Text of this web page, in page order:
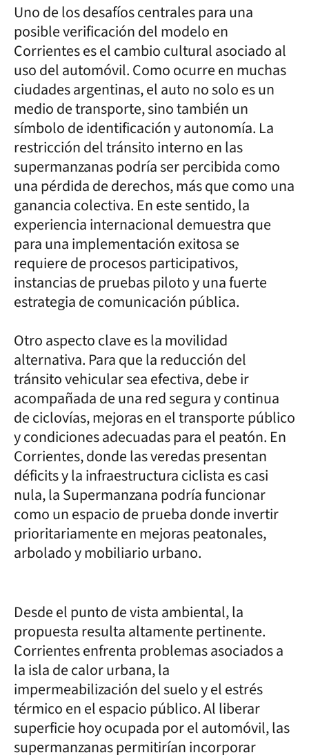
Uno de los desafíos centrales para una
posible verificación del modelo en
Corrientes es el cambio cultural asociado al
uso del automóvil. Como ocurre en muchas
ciudades argentinas, el auto no solo es un
medio de transporte, sino también un
símbolo de identificación y autonomía. La
restricción del tránsito interno en las
supermanzanas podría ser percibida como
una pérdida de derechos, más que como una
ganancia colectiva. En este sentido, la
experiencia internacional demuestra que
para una implementación exitosa se
requiere de procesos participativos,
instancias de pruebas piloto y una fuerte
estrategia de comunicación pública.
Otro aspecto clave es la movilidad
alternativa. Para que la reducción del
tránsito vehicular sea efectiva, debe ir
acompañada de una red segura y continua
de ciclovías, mejoras en el transporte público
y condiciones adecuadas para el peatón. En
Corrientes, donde las veredas presentan
déficits y la infraestructura ciclista es casi
nula, la Supermanzana podría funcionar
como un espacio de prueba donde invertir
prioritariamente en mejoras peatonales,
arbolado y mobiliario urbano.
Desde el punto de vista ambiental, la
propuesta resulta altamente pertinente.
Corrientes enfrenta problemas asociados a
la isla de calor urbana, la
impermeabilización del suelo y el estrés
térmico en el espacio público. Al liberar
superficie hoy ocupada por el automóvil, las
supermanzanas permitirían incorporar